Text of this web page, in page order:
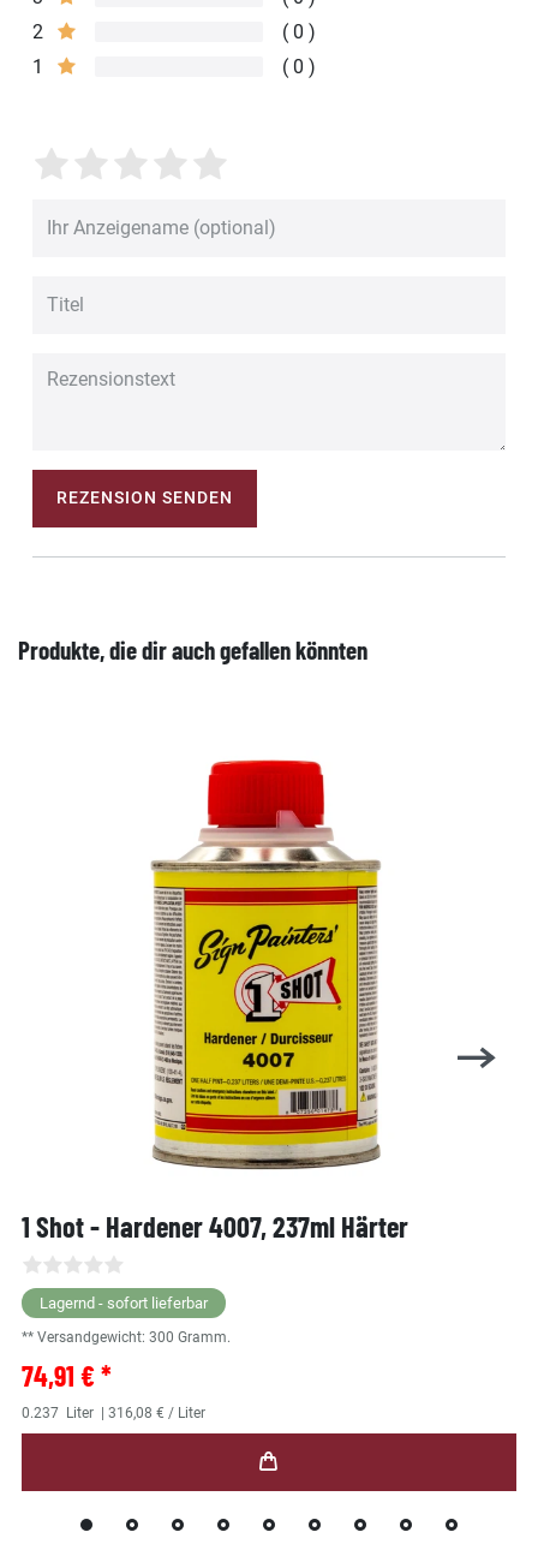
2
0
1
0
REZENSION SENDEN
Produkte, die dir auch gefallen könnten
1 Shot - Hardener 4007, 237ml Härter
Lagernd - sofort lieferbar
** Versandgewicht: 300 Gramm.
74,91 € *
0.237 Liter | 316,08 € / Liter